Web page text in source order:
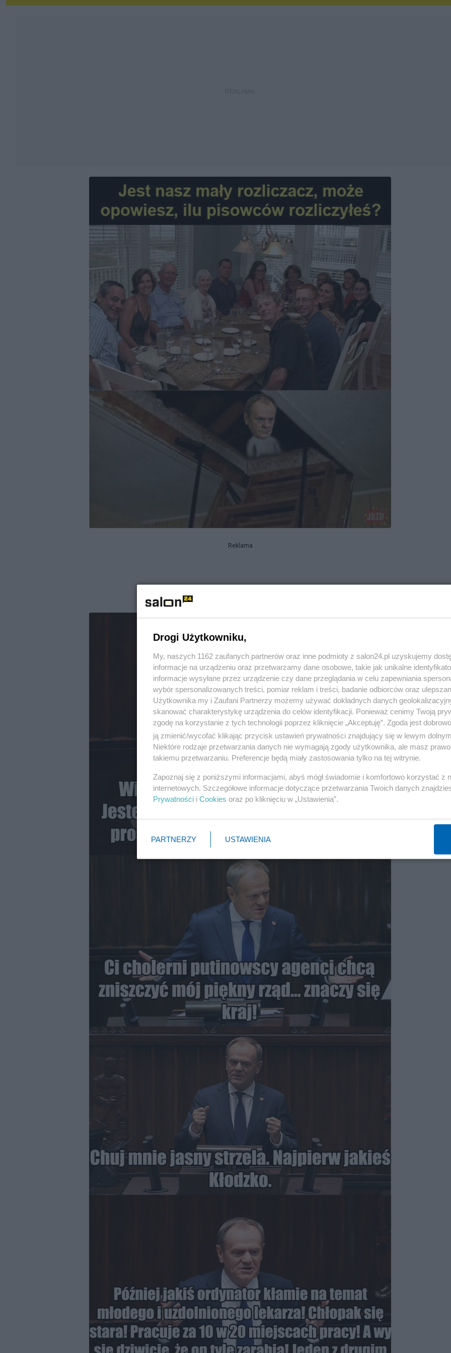
Reklama
Drogi Użytkowniku,
My, naszych 1162 zaufanych partnerów oraz inne podmioty z salon24.pl uzyskujemy
informacje na urządzeniu oraz przetwarzamy dane osobowe, takie jak unikalne
informacje wysyłane przez urządzenie czy dane przeglądania w celu zapewniania
wybór spersonalizowanych treści, pomiar reklam i treści, badanie odbiorców oraz
Użytkownika my i Zaufani Partnerzy możemy używać dokładnych danych
skanować charakterystykę urządzenia do celów identyfikacji. Ponieważ cenimy Twoją
zgodę na korzystanie z tych technologii poprzez kliknięcie „Akceptuję”. Zgoda jest
ją zmienić/wycofać klikając przycisk ustawień prywatności znajdujący się w lewym
Niektóre rodzaje przetwarzania danych nie wymagają zgody użytkownika, ale masz
takiemu przetwarzaniu. Preferencje będą miały zastosowania tylko na tej witrynie.
Zapoznaj się z poniższymi informacjami, abyś mógł świadomie i komfortowo korzystać z
internetowych. Szczegółowe informacje dotyczące przetwarzania Twoich danych
Prywatności i Cookies oraz po kliknięciu w „Ustawienia”.
PARTNERZY USTAWIENIA